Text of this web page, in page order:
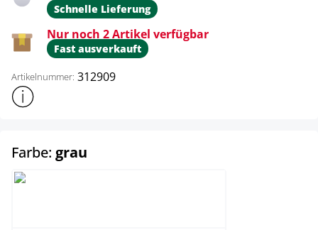
Schnelle Lieferung
Nur noch 2 Artikel verfügbar
Fast ausverkauft
Artikelnummer: 312909
Weitere Produktinformationen anzeigen
Farbe: grau